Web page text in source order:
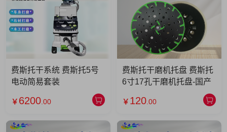
费斯托干系统 费斯托5号
电动简易套装
￥ 6200 .00
费斯托干磨机托盘 费斯托
6寸17孔干磨机托盘-国产
￥ 120 .00